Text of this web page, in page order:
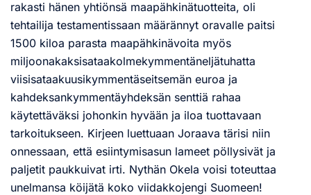
rakasti hänen yhtiönsä maapähkinätuotteita, oli
tehtailija testamentissaan määrännyt oravalle paitsi
1500 kiloa parasta maapähkinävoita myös
miljoonakaksisataakolmekymmentäneljätuhatta
viisisataakuusikymmentäseitsemän euroa ja
kahdeksankymmentäyhdeksän senttiä rahaa
käytettäväksi johonkin hyvään ja iloa tuottavaan
tarkoitukseen. Kirjeen luettuaan Joraava tärisi niin
onnessaan, että esiintymisasun lameet pöllysivät ja
paljetit paukkuivat irti. Nythän Okela voisi toteuttaa
unelmansa köijätä koko viidakkojengi Suomeen!